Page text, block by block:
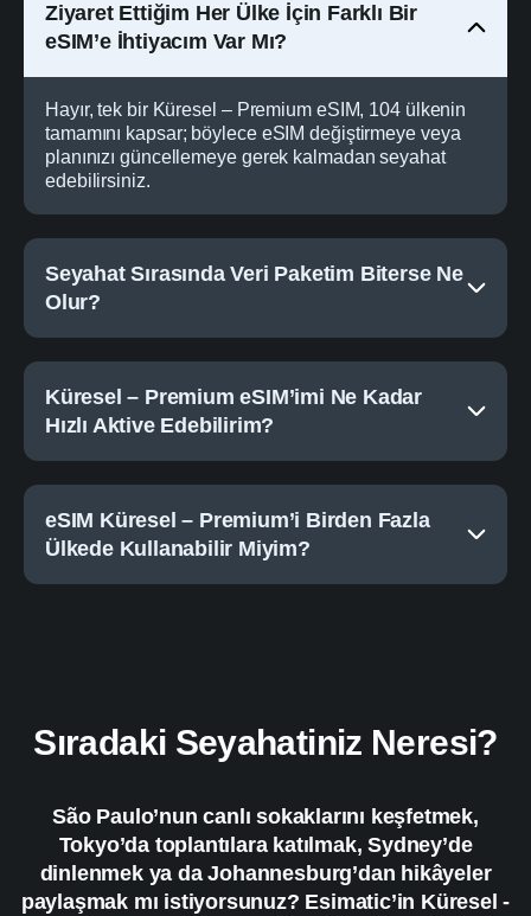
Ziyaret Ettiğim Her Ülke İçin Farklı Bir
eSIM’e İhtiyacım Var Mı?
Hayır, tek bir Küresel – Premium eSIM, 104 ülkenin
tamamını kapsar; böylece eSIM değiştirmeye veya
planınızı güncellemeye gerek kalmadan seyahat
edebilirsiniz.
Seyahat Sırasında Veri Paketim Biterse Ne
Olur?
Küresel – Premium eSIM’imi Ne Kadar
Hızlı Aktive Edebilirim?
eSIM Küresel – Premium’i Birden Fazla
Ülkede Kullanabilir Miyim?
Sıradaki Seyahatiniz Neresi?
São Paulo’nun canlı sokaklarını keşfetmek,
Tokyo’da toplantılara katılmak, Sydney’de
dinlenmek ya da Johannesburg’dan hikâyeler
paylaşmak mı istiyorsunuz? Esimatic’in Küresel -